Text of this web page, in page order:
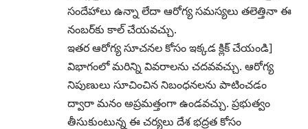
సందేహాలు ఉన్నా లేదా ఆరోగ్య సమస్యలు తలెత్తినా ఈ
నంబర్‌కు కాల్ చేయవచ్చు.
ఇతర ఆరోగ్య సూచనల కోసం ఇక్కడ క్లిక్ చేయండి]
విభాగంలో మరిన్ని వివరాలను చదవవచ్చు. ఆరోగ్య
నిపుణులు సూచించిన నిబంధనలను పాటించడం
ద్వారా మనం అప్రమత్తంగా ఉండవచ్చు. ప్రభుత్వం
తీసుకుంటున్న ఈ చర్యలు దేశ భద్రత కోసం